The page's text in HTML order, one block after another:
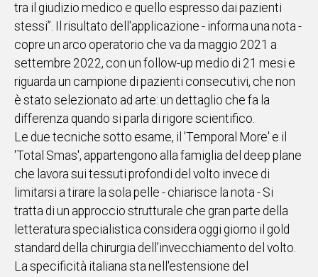
tra il giudizio medico e quello espresso dai pazienti
stessi”. Il risultato dell'applicazione - informa una nota -
copre un arco operatorio che va da maggio 2021 a
settembre 2022, con un follow-up medio di 21 mesi e
riguarda un campione di pazienti consecutivi, che non
è stato selezionato ad arte: un dettaglio che fa la
differenza quando si parla di rigore scientifico.
Le due tecniche sotto esame, il 'Temporal More' e il
'Total Smas', appartengono alla famiglia del deep plane
che lavora sui tessuti profondi del volto invece di
limitarsi a tirare la sola pelle - chiarisce la nota - Si
tratta di un approccio strutturale che gran parte della
letteratura specialistica considera oggi giorno il gold
standard della chirurgia dell’invecchiamento del volto.
La specificità italiana sta nell'estensione del